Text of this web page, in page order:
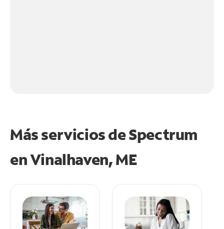
Más servicios de Spectrum
enVinalhaven, ME